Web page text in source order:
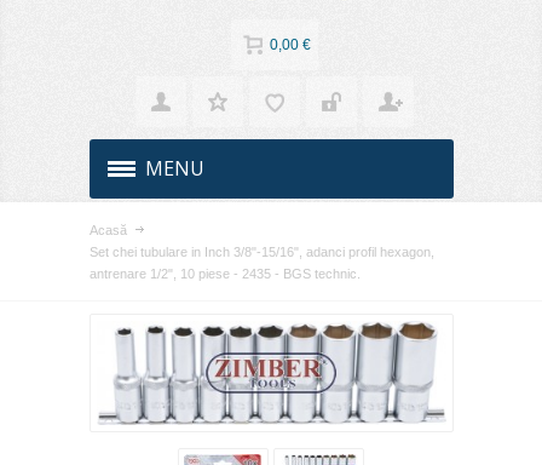
0,00 €
MENU
Acasă
Set chei tubulare in Inch 3/8"-15/16", adanci profil hexagon,
antrenare 1/2", 10 piese - 2435 - BGS technic.